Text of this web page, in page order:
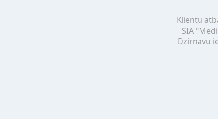
Klientu
SIA
Dzirnavu